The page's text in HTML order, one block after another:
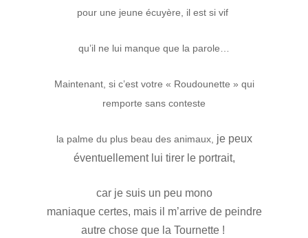
pour une jeune écuyère, il est si vif
qu’il ne lui manque que la parole…
Maintenant, si c’est votre « Roudounette » qui
remporte sans conteste
la palme du plus beau des animaux, je peux
éventuellement lui tirer le portrait,
car je suis un peu mono
maniaquecertes, mais il m’arrive de peindre
autre chose que la Tournette !